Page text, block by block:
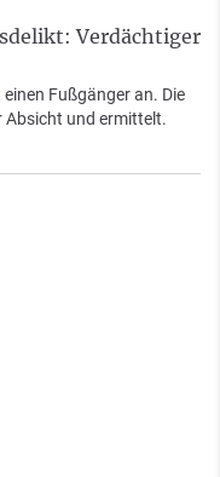
Verdächtiger
Fußgänger an. Die
Absicht und ermittelt.